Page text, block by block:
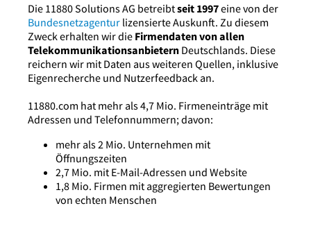
Die 11880 Solutions AG betreibtseit 1997eine von der
Bundesnetzagentur lizensierte Auskunft. Zu diesem
Zweck erhalten wir die Firmendaten von allen
Telekommunikationsanbietern Deutschlands. Diese
reichern wir mit Daten aus weiteren Quellen, inklusive
Eigenrecherche und Nutzerfeedback an.
11880.com hat mehr als 4,7 Mio. Firmeneinträge mit
Adressen und Telefonnummern; davon:
mehr als 2 Mio. Unternehmen mit
Öffnungszeiten
2,7 Mio. mit E-Mail-Adressen und Website
1,8 Mio. Firmen mit aggregierten Bewertungen
von echten Menschen